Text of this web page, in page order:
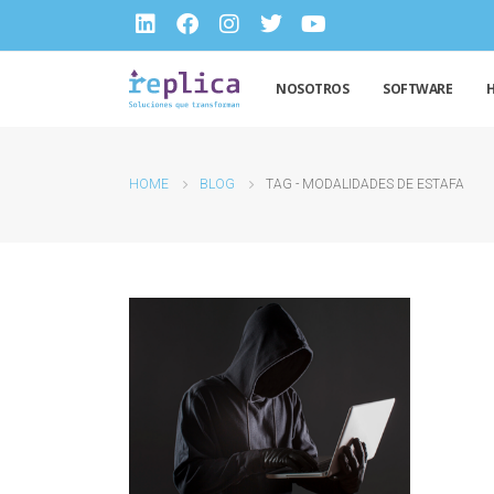
NOSOTROS SOFTWARE
HOME BLOG TAG - MODALIDADES DE ESTAFA